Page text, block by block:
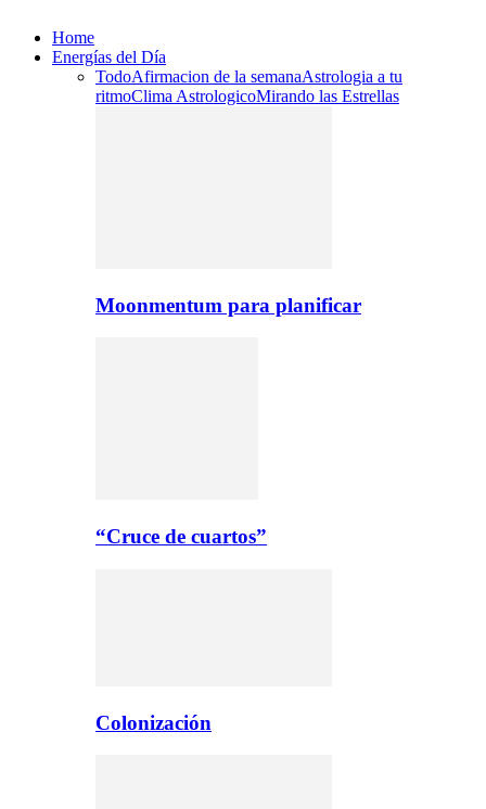
Home
Energías del Día
TodoAfirmacion de la semanaAstrologia a tu
ritmoClima AstrologicoMirando las Estrellas
Moonmentum para planificar
“Cruce de cuartos”
Colonización